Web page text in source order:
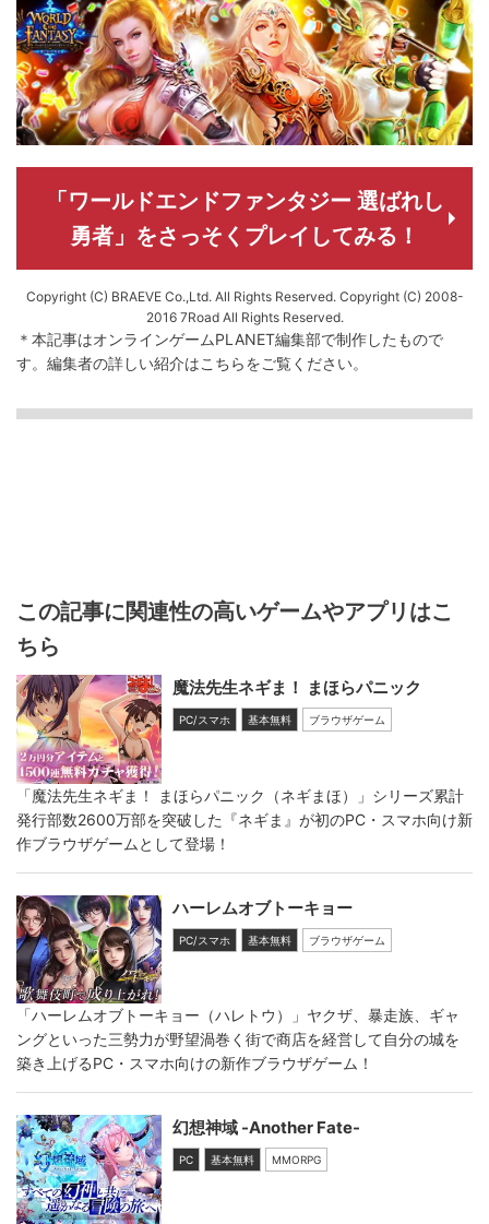
「ワールドエンドファンタジー 選ばれし
勇者」をさっそくプレイしてみる！
Copyright (C) BRAEVE Co.,Ltd. All Rights Reserved. Copyright (C) 2008-
2016 7Road All Rights Reserved.
＊本記事はオンラインゲームPLANET編集部で制作したもので
す。 編集者の詳しい紹介はこちらをご覧ください。
この記事に関連性の高いゲームやアプリはこ
ちら
魔法先生ネギま！ まほらパニック
PC/スマホ 基本無料 ブラウザゲーム
「魔法先生ネギま！ まほらパニック（ネギまほ）」シリーズ累計
発行部数2600万部を突破した『ネギま』が初のPC・スマホ向け新
作ブラウザゲームとして登場！
ハーレムオブトーキョー
PC/スマホ 基本無料 ブラウザゲーム
「ハーレムオブトーキョー（ハレトウ）」ヤクザ、暴走族、ギャ
ングといった三勢力が野望渦巻く街で商店を経営して自分の城を
築き上げるPC・スマホ向けの新作ブラウザゲーム！
幻想神域 -Another Fate-
PC 基本無料 MMORPG